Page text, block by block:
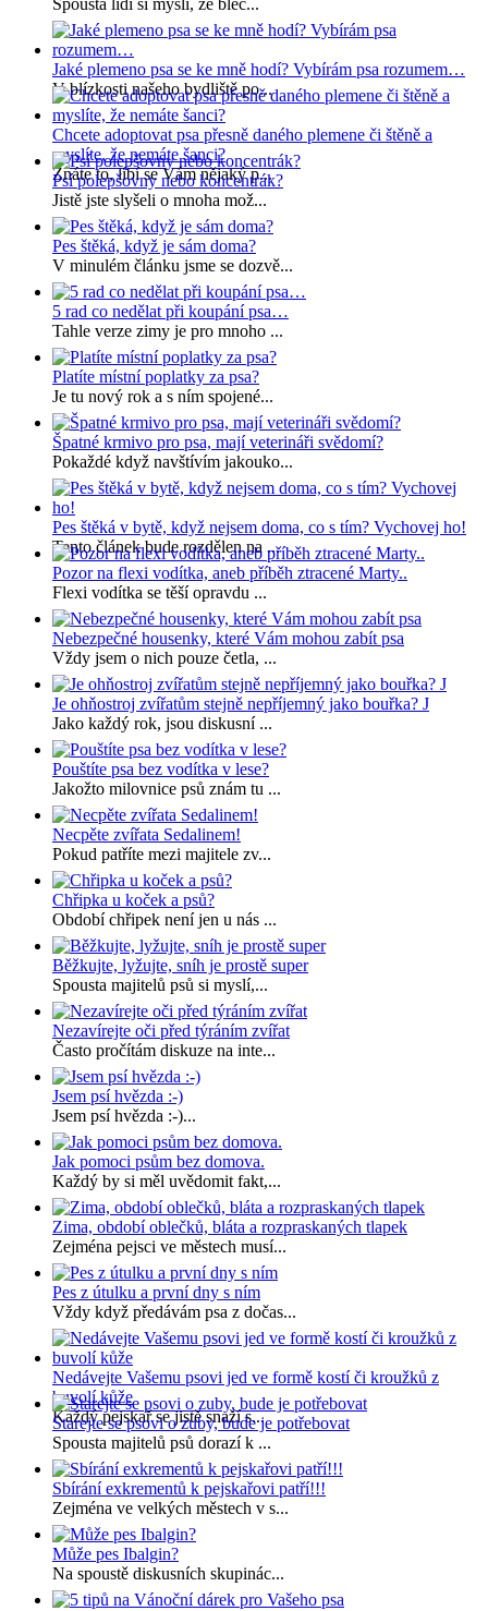
Jaké plemeno psa se ke mně hodí? Vybírám psa rozumem…
V blízkosti našeho bydliště po...
Chcete adoptovat psa přesně daného plemene či štěně a
myslíte, že nemáte šanci?
Znáte to, líbí se Vám nějaký p...
Psí polepšovny nebo koncentrák?
Jistě jste slyšeli o mnoha mož...
Pes štěká, když je sám doma?
V minulém článku jsme se dozvě...
5 rad co nedělat při koupání psa…
Tahle verze zimy je pro mnoho ...
Platíte místní poplatky za psa?
Je tu nový rok a s ním spojené...
Špatné krmivo pro psa, mají veterináři svědomí?
Pokaždé když navštívím jakouko...
Pes štěká v bytě, když nejsem doma, co s tím? Vychovej ho!
Tento článek bude rozdělen na ...
Pozor na flexi vodítka, aneb příběh ztracené Marty..
Flexi vodítka se těší opravdu ...
Nebezpečné housenky, které Vám mohou zabít psa
Vždy jsem o nich pouze četla, ...
Je ohňostroj zvířatům stejně nepříjemný jako bouřka? J
Jako každý rok, jsou diskusní ...
Pouštíte psa bez vodítka v lese?
Jakožto milovnice psů znám tu ...
Necpěte zvířata Sedalinem!
Pokud patříte mezi majitele zv...
Chřipka u koček a psů?
Období chřipek není jen u nás ...
Běžkujte, lyžujte, sníh je prostě super
Spousta majitelů psů si myslí,...
Nezavírejte oči před týráním zvířat
Často pročítám diskuze na inte...
Jsem psí hvězda :-)
Jsem psí hvězda :-)...
Jak pomoci psům bez domova.
Každý by si měl uvědomit fakt,...
Zima, období oblečků, bláta a rozpraskaných tlapek
Zejména pejsci ve městech musí...
Pes z útulku a první dny s ním
Vždy když předávám psa z dočas...
Nedávejte Vašemu psovi jed ve formě kostí či kroužků z
buvolí kůže
Každý pejskař se jistě snaží s...
Starejte se psovi o zuby, bude je potřebovat
Spousta majitelů psů dorazí k ...
Sbírání exkrementů k pejskařovi patří!!!
Zejména ve velkých městech v s...
Může pes Ibalgin?
Na spoustě diskusních skupinác...